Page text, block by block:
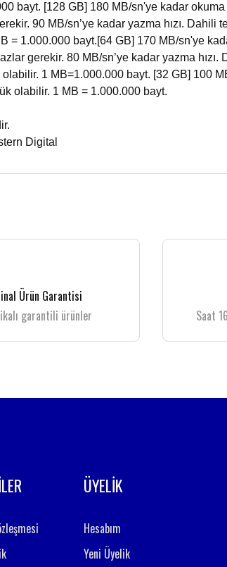
bayt. [128 GB] 180 MB/sn'ye kadar okuma
90 MB/sn’ye kadar yazma hızı. Dahili
= 1.000.000 bayt.[64 GB] 170 MB/sn'ye
gerekir. 80 MB/sn’ye kadar yazma hızı.
1 MB=1.000.000 bayt. [32 GB] 100
olabilir. 1 MB = 1.000.000 bayt.
Digital
Ürün Garantisi
garantili ürünler
Saat
ÜYELİK
Hesabım
Yeni Üyelik